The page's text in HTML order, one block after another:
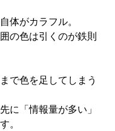
体がカラフル。
の色は引くのが鉄則
で色を足してしまう
に「情報量が多い」
。